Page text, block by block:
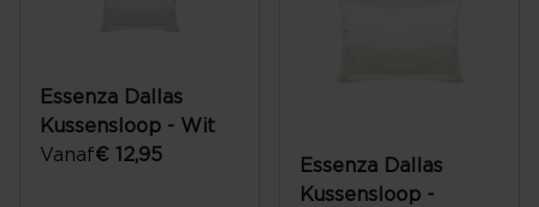
Essenza Dallas
Kussensloop - Wit
Vanaf€ 12,95
Essenza Dallas
Kussensloop -